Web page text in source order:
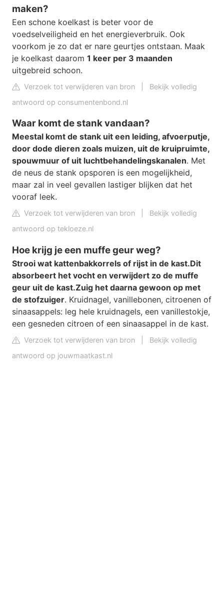
maken?
Een schone koelkast is beter voor de
voedselveiligheid en het energieverbruik. Ook
voorkom je zo dat er nare geurtjes ontstaan. Maak
je koelkast daarom 1 keer per 3 maanden
uitgebreid schoon.
Verzoek tot verwijderen van bron
Bekijk volledig
antwoord op consumentenbond.nl
Waar komt de stank vandaan?
Meestal komt de stank uit een leiding, afvoerputje,
door dode dieren zoals muizen, uit de kruipruimte,
spouwmuur of uit luchtbehandelingskanalen. Met
de neus de stank opsporen is een mogelijkheid,
maar zal in veel gevallen lastiger blijken dat het
vooraf leek.
Verzoek tot verwijderen van bron
Bekijk volledig
antwoord op tekloeze.nl
Hoe krijg je een muffe geur weg?
Strooi wat kattenbakkorrels of rijst in de kast.Dit
absorbeert het vocht en verwijdert zo de muffe
geur uit de kast.Zuig het daarna gewoon op met
de stofzuiger. Kruidnagel, vanillebonen, citroenen of
sinaasappels: leg hele kruidnagels, een vanillestokje,
een gesneden citroen of een sinaasappel in de kast.
Verzoek tot verwijderen van bron
Bekijk volledig
antwoord op jouwmaatkast.nl